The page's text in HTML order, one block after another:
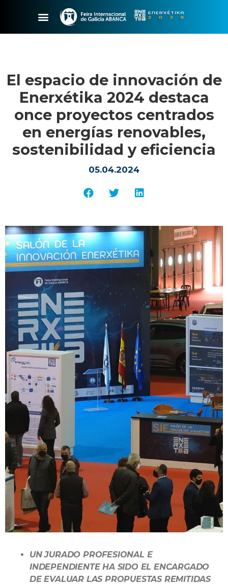
El espacio de innovación de
Enerxétika 2024 destaca
once proyectos centrados
en energías renovables,
sostenibilidad y eficiencia
05.04.2024
UN JURADO PROFESIONAL E
INDEPENDIENTE HA SIDO EL ENCARGADO
DE EVALUAR LAS PROPUESTAS REMITIDAS